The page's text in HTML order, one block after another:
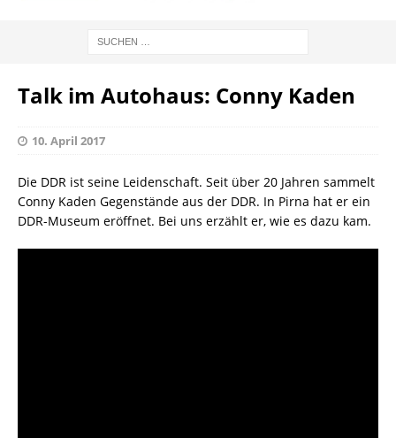
Talk im Autohaus: Conny Kaden
10. April 2017
Die DDR ist seine Leidenschaft. Seit über 20 Jahren sammelt
Conny Kaden Gegenstände aus der DDR. In Pirna hat er ein
DDR-Museum eröffnet. Bei uns erzählt er, wie es dazu kam.